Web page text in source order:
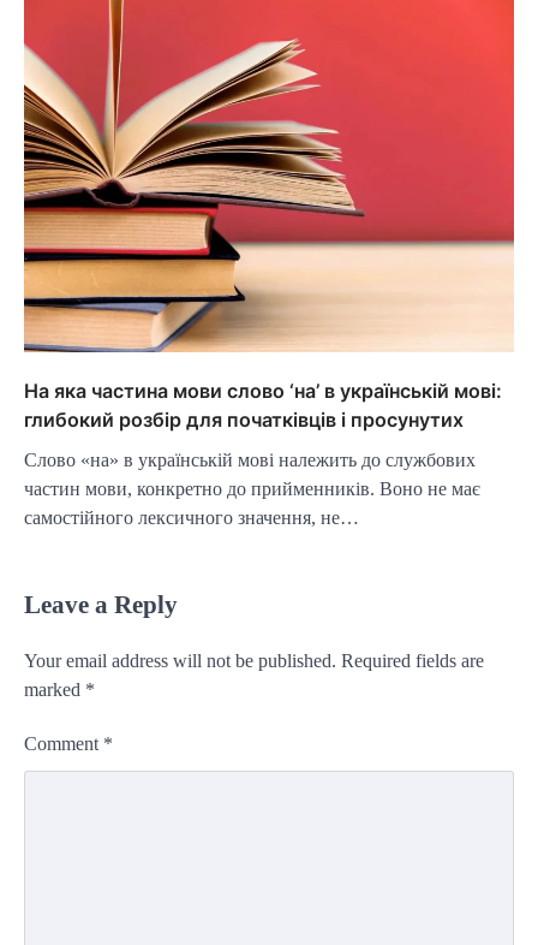
На яка частина мови слово ‘на’ в українській мові:
глибокий розбір для початківців і просунутих
Слово «на» в українській мові належить до службових
частин мови, конкретно до прийменників. Воно не має
самостійного лексичного значення, не…
Leave a Reply
Your email address will not be published. Required fields are
marked *
Comment *